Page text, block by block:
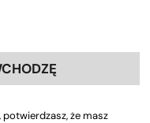
potwierdzasz, że masz